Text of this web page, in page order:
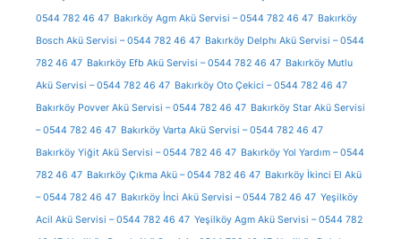
0544 782 46 47 Bakırköy Agm Akü Servisi – 0544 782 46 47 Bakırköy
Bosch Akü Servisi – 0544 782 46 47 Bakırköy Delphı Akü Servisi – 0544
782 46 47 Bakırköy Efb Akü Servisi – 0544 782 46 47 Bakırköy Mutlu
Akü Servisi – 0544 782 46 47 Bakırköy Oto Çekici – 0544 782 46 47
Bakırköy Povver Akü Servisi – 0544 782 46 47 Bakırköy Star Akü Servisi
– 0544 782 46 47 Bakırköy Varta Akü Servisi – 0544 782 46 47
Bakırköy Yiğit Akü Servisi – 0544 782 46 47 Bakırköy Yol Yardım – 0544
782 46 47 Bakırköy Çıkma Akü – 0544 782 46 47 Bakırköy İkinci El Akü
– 0544 782 46 47 Bakırköy İnci Akü Servisi – 0544 782 46 47 Yeşilköy
Acil Akü Servisi – 0544 782 46 47 Yeşilköy Agm Akü Servisi – 0544 782